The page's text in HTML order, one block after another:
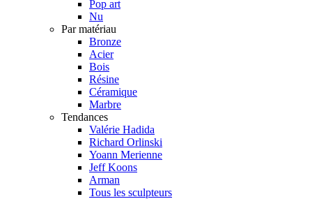
Pop art
Nu
Par matériau
Bronze
Acier
Bois
Résine
Céramique
Marbre
Tendances
Valérie Hadida
Richard Orlinski
Yoann Merienne
Jeff Koons
Arman
Tous les sculpteurs